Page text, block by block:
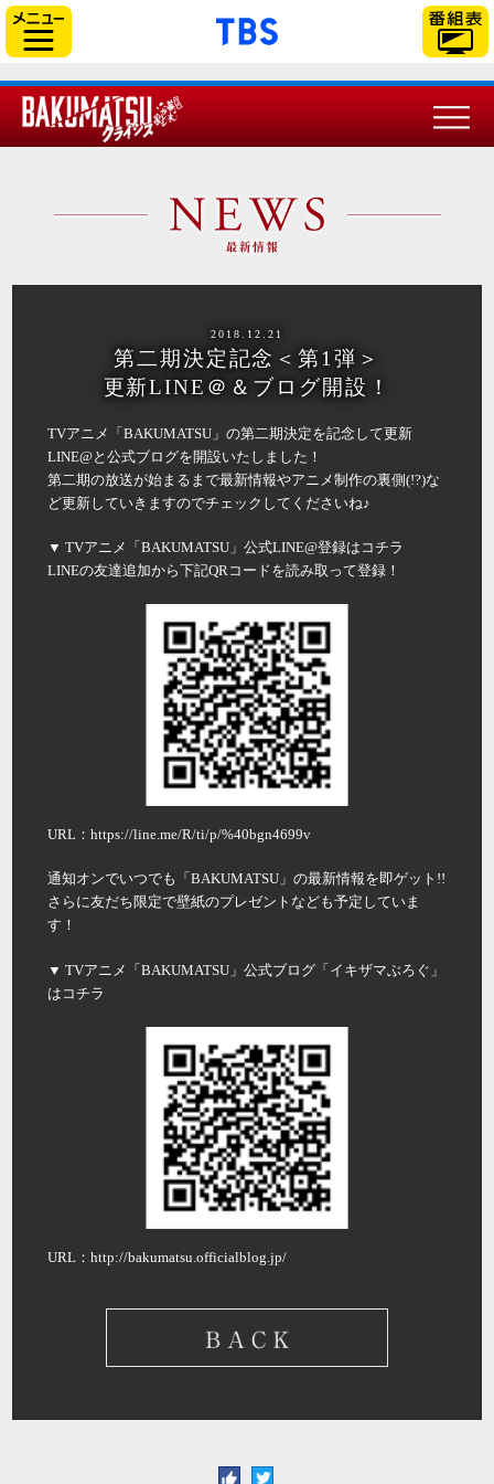
「TBSテレビ」トップ
2018.12.21
第二期決定記念＜第1弾＞
更新LINE＠＆ブログ開設！
TVアニメ「BAKUMATSU」の第二期決定を記念して更新
LINE@と公式ブログを開設いたしました！
第二期の放送が始まるまで最新情報やアニメ制作の裏側(!?)な
ど更新していきますのでチェックしてくださいね♪
▼ TVアニメ「BAKUMATSU」公式LINE@登録はコチラ
LINEの友達追加から下記QRコードを読み取って登録！
URL：https://line.me/R/ti/p/%40bgn4699v
通知オンでいつでも「BAKUMATSU」の最新情報を即ゲット!!
さらに友だち限定で壁紙のプレゼントなども予定していま
す！
▼ TVアニメ「BAKUMATSU」公式ブログ「イキザマぶろぐ」
はコチラ
URL：http://bakumatsu.officialblog.jp/